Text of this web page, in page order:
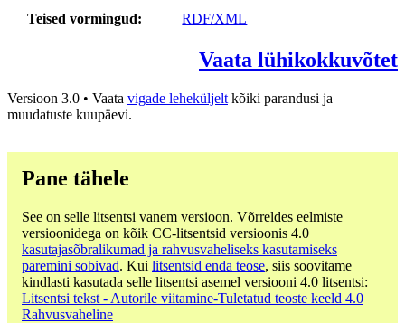
Teised vormingud
RDF/XML
Vaata lühikokkuvõtet
Versioon 3.0 • Vaata vigade leheküljelt kõiki parandusi ja
muudatuste kuupäevi.
Pane tähele
See on selle litsentsi vanem versioon. Võrreldes eelmiste
versioonidega on kõik CC-litsentsid versioonis 4.0
kasutajasõbralikumad ja rahvusvaheliseks kasutamiseks
paremini sobivad. Kui litsentsid enda teose, siis soovitame
kindlasti kasutada selle litsentsi asemel versiooni 4.0 litsentsi:
Litsentsi tekst - Autorile viitamine-Tuletatud teoste keeld 4.0
Rahvusvaheline